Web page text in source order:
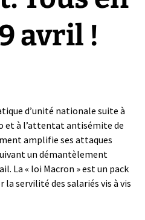
avril !
d’unité nationale suite à
et à l’attentat antisémite de
amplifie ses attaques
un démantèlement
La « loi Macron » est un pack
servilité des salariés vis à vis